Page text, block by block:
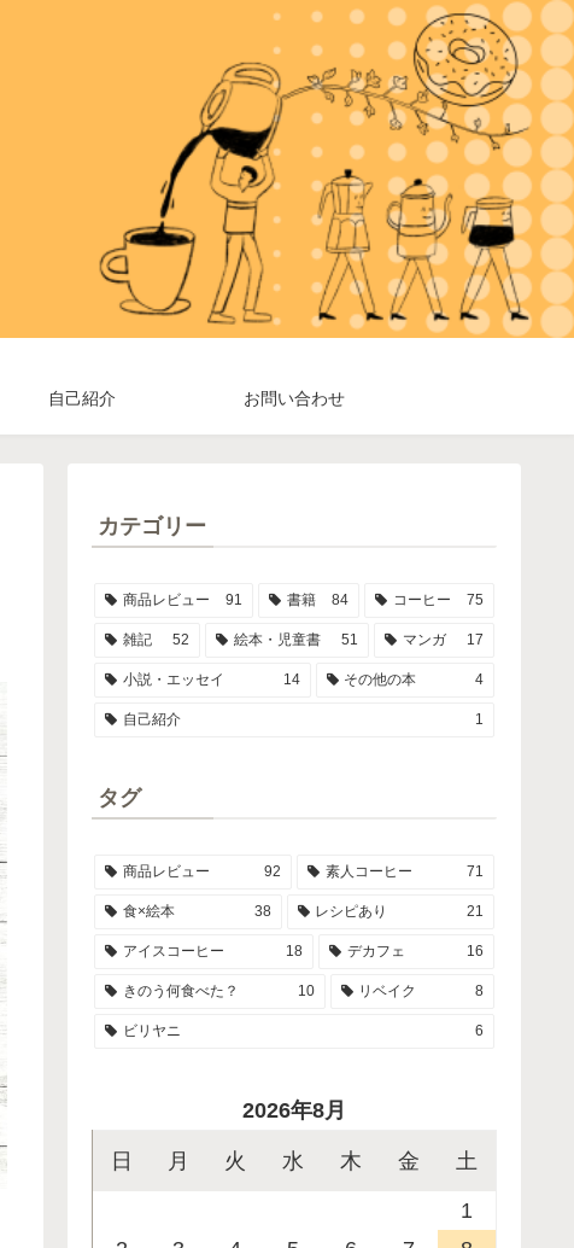
自己紹介 お問い合わせ
カテゴリー
商品レビュー 91 書籍 84 コーヒー 75
雑記 52 絵本・児童書 51 マンガ 17
小説・エッセイ 14 その他の本 4
自己紹介 1
タグ
商品レビュー 92 素人コーヒー 71
食×絵本 38 レシピあり 21
アイスコーヒー 18 デカフェ 16
きのう何食べた？ 10 リベイク 8
ビリヤニ 6
2026年8月
日 月 火 水 木 金 土
1